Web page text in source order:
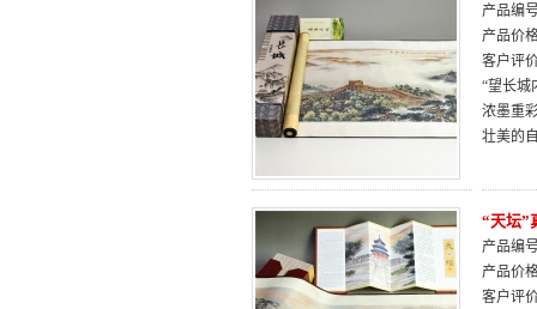
产品编
产品价
客户评
“望长城
浓墨重
壮美的
“天坛”
产品编
产品价
客户评